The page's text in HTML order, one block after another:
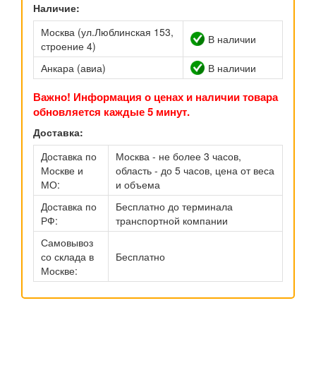
Наличие:
Москва (ул.Люблинская 153,
строение 4)
В наличии
Анкара (авиа) В наличии
Важно! Информация о ценах и наличии товара
обновляется каждые 5 минут.
Доставка:
Доставка по
Москве и
МО:
Москва - не более 3 часов,
область - до 5 часов, цена от веса
и объема
Доставка по
РФ:
Бесплатно до терминала
транспортной компании
Самовывоз
со склада в
Москве:
Бесплатно